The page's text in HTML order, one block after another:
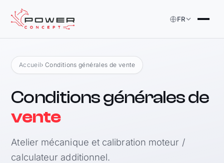
FR
Accueil› Conditions générales de vente
Conditions générales de
vente
Atelier mécanique et calibration moteur /
calculateur additionnel.